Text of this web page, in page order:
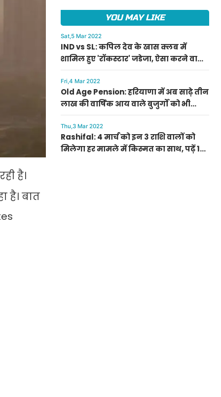
है।
है। बात
YOU MAY LIKE
Sat,5 Mar 2022
IND vs SL: कपिल देव के खास क्लब में
शामिल हुए 'रॉकस्टार' जडेजा, ऐसा करने वाले
बने मात्र दूसरे भारतीय
Fri,4 Mar 2022
Old Age Pension: हरियाणा में अब साढ़े तीन
लाख की वार्षिक आय वाले बुजुर्गों को भी
मिलेगी बुढ़ापा पेंशन, सीएम मनोहर लाल का
ऐलान
Thu,3 Mar 2022
Rashifal: 4 मार्च को इन 3 राशि वालों को
मिलेगा हर मामले में किस्मत का साथ, पढ़ें 12